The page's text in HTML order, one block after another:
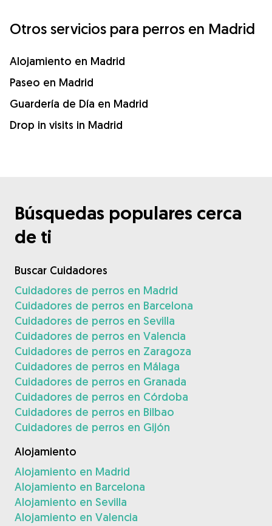
Otros servicios para perros en Madrid
Alojamiento en Madrid
Paseo en Madrid
Guardería de Día en Madrid
Drop in visits in Madrid
Búsquedas populares cerca
de ti
Buscar Cuidadores
Cuidadores de perros en Madrid
Cuidadores de perros en Barcelona
Cuidadores de perros en Sevilla
Cuidadores de perros en Valencia
Cuidadores de perros en Zaragoza
Cuidadores de perros en Málaga
Cuidadores de perros en Granada
Cuidadores de perros en Córdoba
Cuidadores de perros en Bilbao
Cuidadores de perros en Gijón
Alojamiento
Alojamiento en Madrid
Alojamiento en Barcelona
Alojamiento en Sevilla
Alojamiento en Valencia